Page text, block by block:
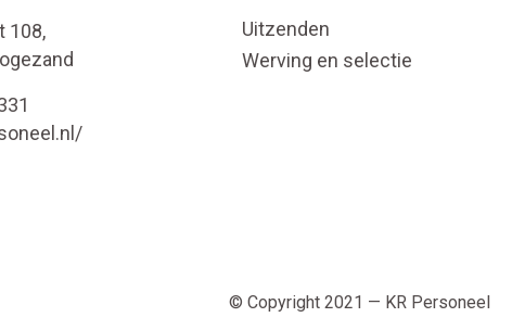
108,
Uitzenden
Werving en selectie
© Copyright 2021 — KR Personeel